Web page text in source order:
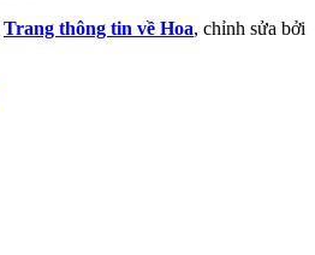
Trang thông tin về Hoa, chỉnh sửa bởi